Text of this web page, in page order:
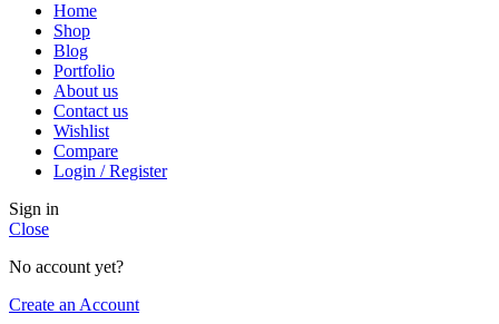
Home
Shop
Blog
Portfolio
About us
Contact us
Wishlist
Compare
Login / Register
Sign in
Close
No account yet?
Create an Account